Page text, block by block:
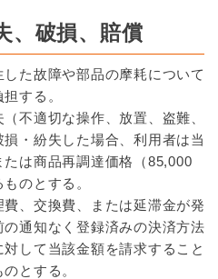
、破損、賠償
た故障や部品の摩耗について
する。
不適切な操作、放置、盗難、
・紛失した場合、利用者は当
は商品再調達価格（85,000
のとする。
、交換費、または延滞金が発
通知なく登録済みの決済方法
対して当該金額を請求すること
とする。